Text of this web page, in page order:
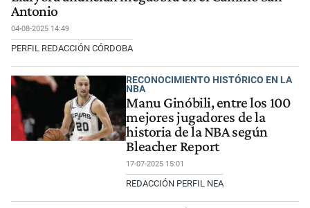
Antonio
04-08-2025 14:49
PERFIL REDACCIÓN CÓRDOBA
RECONOCIMIENTO HISTÓRICO EN LA
NBA
Manu Ginóbili, entre los 100
mejores jugadores de la
historia de la NBA según
Bleacher Report
17-07-2025 15:01
REDACCIÓN PERFIL NEA